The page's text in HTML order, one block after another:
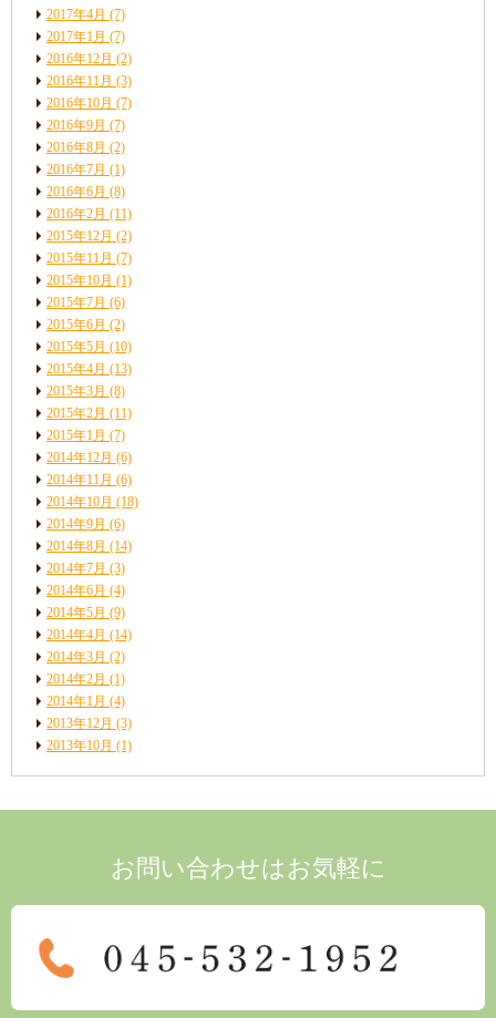
2017年4月 (7)
2017年1月 (7)
2016年12月 (2)
2016年11月 (3)
2016年10月 (7)
2016年9月 (7)
2016年8月 (2)
2016年7月 (1)
2016年6月 (8)
2016年2月 (11)
2015年12月 (2)
2015年11月 (7)
2015年10月 (1)
2015年7月 (6)
2015年6月 (2)
2015年5月 (10)
2015年4月 (13)
2015年3月 (8)
2015年2月 (11)
2015年1月 (7)
2014年12月 (6)
2014年11月 (6)
2014年10月 (18)
2014年9月 (6)
2014年8月 (14)
2014年7月 (3)
2014年6月 (4)
2014年5月 (9)
2014年4月 (14)
2014年3月 (2)
2014年2月 (1)
2014年1月 (4)
2013年12月 (3)
2013年10月 (1)
お問い合わせはお気軽に